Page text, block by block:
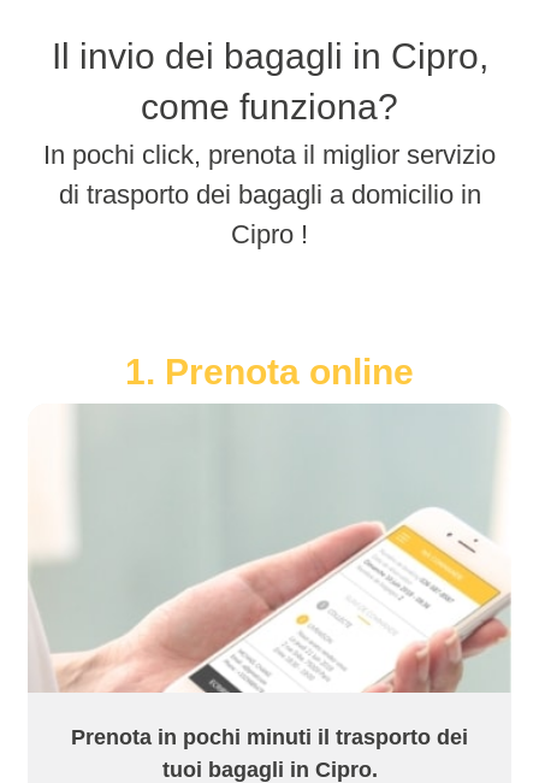
Il invio dei bagagli in Cipro,
come funziona?
In pochi click, prenota il miglior servizio
di trasporto dei bagagli a domicilio in
Cipro !
1. Prenota online
Prenota in pochi minuti il trasporto dei
tuoi bagagli in Cipro.